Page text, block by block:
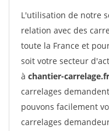
L'utilisation de notre
relation avec des
toute la France et
soit votre secteur
à chantier-carrelage.fr
carrelages
pouvons facilement
carrelages